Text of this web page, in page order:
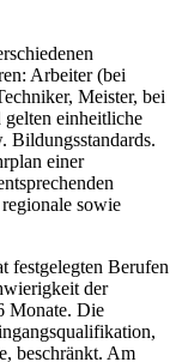
Arbeiter (bei
Meister, bei
einheitliche
Bildungsstandards.
einer
sowie
festgelegten Berufen
der
Monate. Die
beschränkt. Am